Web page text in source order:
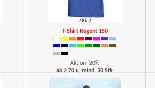
T-Shirt Regent 150
Aktion -20%
ab 2,70 €, mind. 50 Stk.